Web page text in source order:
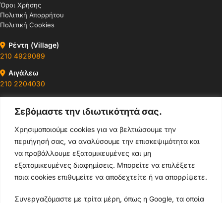
Σεβόμαστε την ιδιωτικότητά σας.
Χρησιμοποιούμε cookies για να βελτιώσουμε την
περιήγησή σας, να αναλύσουμε την επισκεψιμότητα και
να προβάλλουμε εξατομικευμένες και μη
εξατομικευμένες διαφημίσεις. Μπορείτε να επιλέξετε
ποια cookies επιθυμείτε να αποδεχτείτε ή να απορρίψετε.
Συνεργαζόμαστε με τρίτα μέρη, όπως η Google, τα οποία
Όροι Χρήσης
Πολιτική Απορρήτου
Πολιτική Cookies
Ρέντη (Village)
210 4929089
Αιγάλεω
210 2204030
210 4400147
Ωράρια & Διευθύνσεις →
210 4929089
Κεντρικό τηλέφωνο